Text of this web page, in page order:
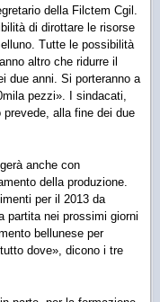
della Filctem Cgil.
di dirottare le risorse
Tutte le possibilità
altro che ridurre il
due anni. Si porteranno a
pezzi». I sindacati,
prevede, alla fine dei due
anche con
della produzione.
per il 2013 da
partita nei prossimi giorni
bellunese per
dove», dicono i tre